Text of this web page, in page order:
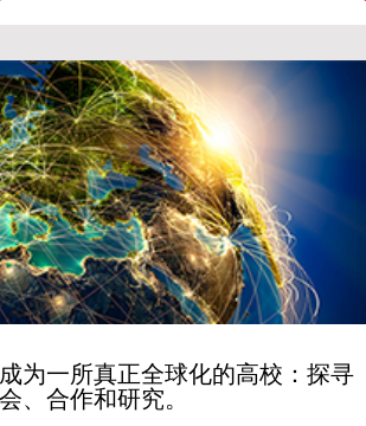
为一所真正全球化的高校：探寻
、合作和研究。